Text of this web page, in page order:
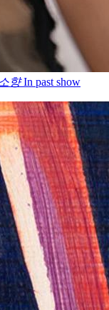
향In past show